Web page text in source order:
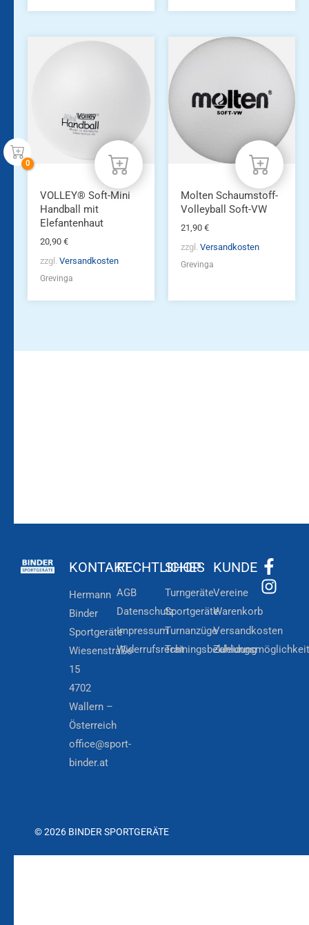
VOLLEY® Soft-Mini
Handball mit
Elefantenhaut
20,90 €
zzgl. Versandkosten
Grevinga
Molten Schaumstoff-
Volleyball Soft-VW
21,90 €
zzgl. Versandkosten
Grevinga
KONTAKT
Hermann
Binder
Sportgeräte
Wiesenstraße
15
4702
Wallern –
Österreich
office@sport-
binder.at
RECHTLICHES
AGB
Datenschutz
Impressum
Widerrufsrecht
SHOP
Turngeräte
Sportgeräte
Turnanzüge
Trainingsbekleidung
KUNDE
Vereine
Warenkorb
Versandkosten
© 2026 BINDER SPORTGERÄTE